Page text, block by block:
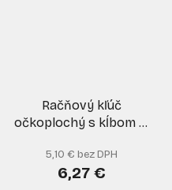
Račňový kľúč
očkoplochý s kĺbom 17
5,10 € bez DPH
6,27 €